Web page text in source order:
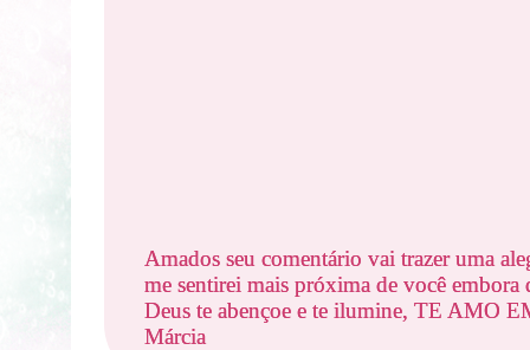
Amados seu comentário vai trazer uma
me sentirei mais próxima de você embora
Deus te abençoe e te ilumine, TE AMO
Márcia